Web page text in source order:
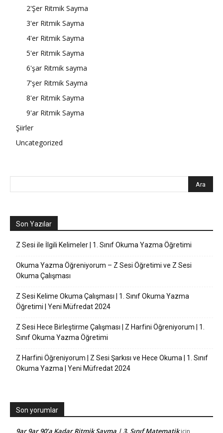
2'Şer Ritmik Sayma
3'er Ritmik Sayma
4'er Ritmik Sayma
5'er Ritmik Sayma
6'şar Ritmik sayma
7'şer Ritmik Sayma
8'er Ritmik Sayma
9'ar Ritmik Sayma
Şiirler
Uncategorized
Son Yazılar
Z Sesi ile İlgili Kelimeler | 1. Sınıf Okuma Yazma Öğretimi
Okuma Yazma Öğreniyorum – Z Sesi Öğretimi ve Z Sesi
Okuma Çalışması
Z Sesi Kelime Okuma Çalışması | 1. Sınıf Okuma Yazma
Öğretimi | Yeni Müfredat 2024
Z Sesi Hece Birleştirme Çalışması | Z Harfini Öğreniyorum | 1.
Sınıf Okuma Yazma Öğretimi
Z Harfini Öğreniyorum | Z Sesi Şarkısı ve Hece Okuma | 1. Sınıf
Okuma Yazma | Yeni Müfredat 2024
Son yorumlar